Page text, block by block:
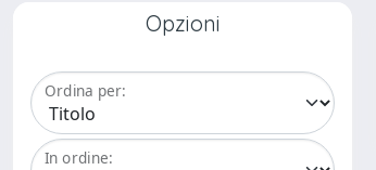
Opzioni
Ordina per:
In ordine: